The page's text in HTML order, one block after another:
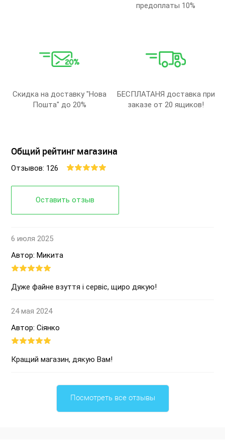
предоплаты 10%
Скидка на доставку "Нова
Пошта" до 20%
БЕСПЛАТАНЯ доставка при
заказе от 20 ящиков!
Общий рейтинг магазина
Отзывов: 126
Оставить отзыв
6 июля 2025
Автор: Микита
Дуже файне взуття і сервіс, щиро дякую!
24 мая 2024
Автор: Сіянко
Кращий магазин, дякую Вам!
Посмотреть все отзывы